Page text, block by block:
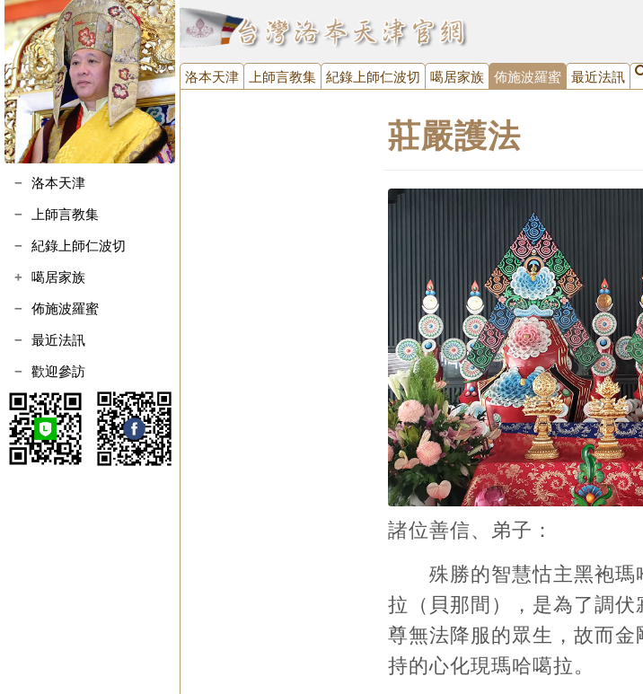
洛本天津
上師言教集
紀錄上師仁波切
噶居家族
噶瑪寺執事會
噶瑪寺金剛護法會
台灣噶瑪噶居協進會
噶瑪寺弘法委員會
噶瑪寺台北祖菩道場
噶瑪寺台南瑪爾巴道
佈施波羅蜜
最近法訊
歡迎參訪
洛本天津 上師言教集 紀錄上師仁波切 噶居家族 佈施波羅蜜 最近法訊
莊嚴護法
諸位善信、弟子：
殊勝的智慧怙主黑袍瑪
拉（貝那間），是為了調伏
尊無法降服的眾生，故而金
持的心化現瑪哈噶拉。